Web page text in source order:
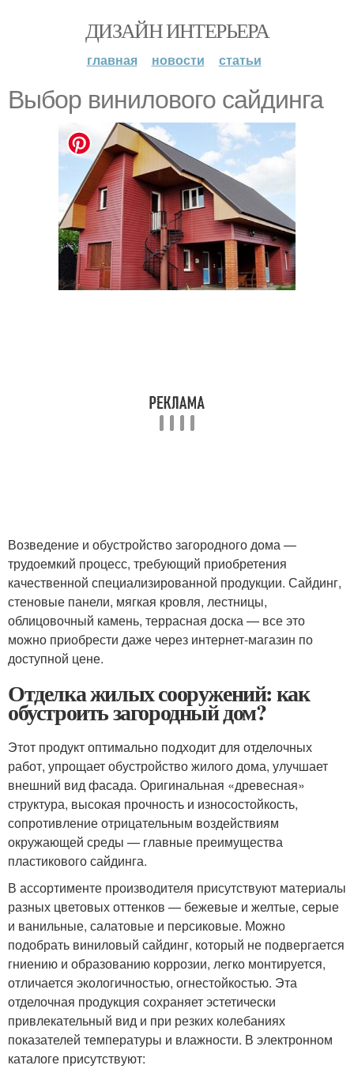
ДИЗАЙН ИНТЕРЬЕРА
главная новости статьи
Выбор винилового сайдинга
Возведение и обустройство загородного дома —
трудоемкий процесс, требующий приобретения
качественной специализированной продукции. Сайдинг,
стеновые панели, мягкая кровля, лестницы,
облицовочный камень, террасная доска — все это
можно приобрести даже через интернет-магазин по
доступной цене.
Отделка жилых сооружений: как
обустроить загородный дом?
Этот продукт оптимально подходит для отделочных
работ, упрощает обустройство жилого дома, улучшает
внешний вид фасада. Оригинальная «древесная»
структура, высокая прочность и износостойкость,
сопротивление отрицательным воздействиям
окружающей среды — главные преимущества
пластикового сайдинга.
В ассортименте производителя присутствуют материалы
разных цветовых оттенков — бежевые и желтые, серые
и ванильные, салатовые и персиковые. Можно
подобрать виниловый сайдинг, который не подвергается
гниению и образованию коррозии, легко монтируется,
отличается экологичностью, огнестойкостью. Эта
отделочная продукция сохраняет эстетически
привлекательный вид и при резких колебаниях
показателей температуры и влажности. В электронном
каталоге присутствуют: